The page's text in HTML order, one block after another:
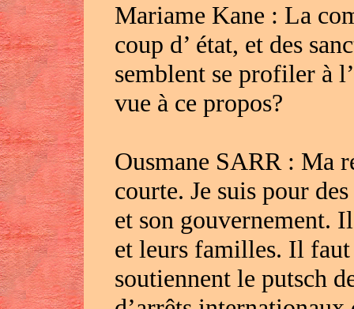
Mariame Kane : La
coup d’ état, et des
semblent se profiler à
vue à ce propos?
Ousmane SARR : Ma
courte. Je suis pour
et son gouvernement.
et leurs familles. Il
soutiennent le putsch